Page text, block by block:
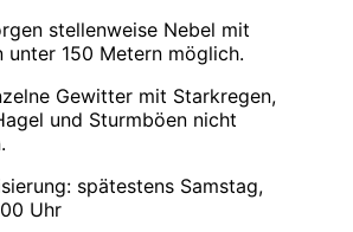
stellenweise Nebel mit
unter 150 Metern möglich.
Gewitter mit Starkregen,
und Sturmböen nicht
spätestens Samstag,
Uhr